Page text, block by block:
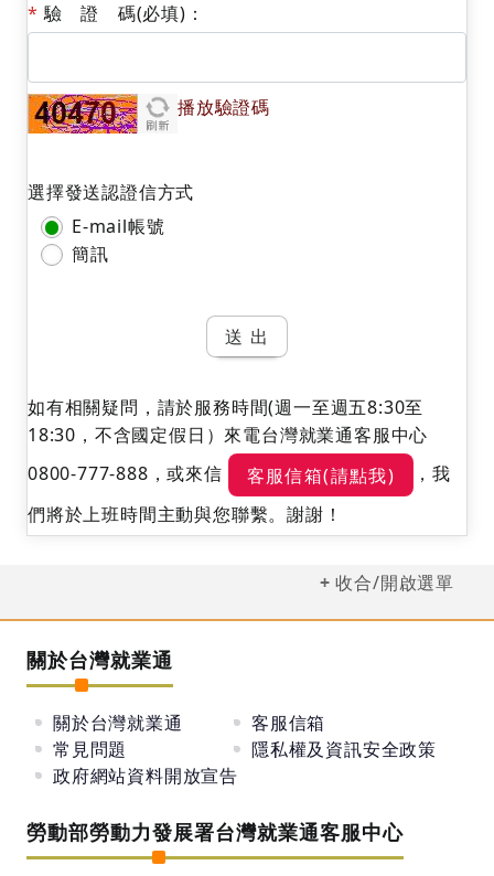
*驗 證 碼(必填)：
播放驗證碼
選擇發送認證信方式
請選擇
E-mail帳號
簡訊
如有相關疑問，請於服務時間(週一至週五8:30至
18:30，不含國定假日）來電台灣就業通客服中心
0800-777-888，或來信
客服信箱(請點我)
，我
們將於上班時間主動與您聯繫。謝謝！
收合/開啟選單
關於台灣就業通
關於台灣就業通
客服信箱
常見問題
隱私權及資訊安全政策
政府網站資料開放宣告
勞動部勞動力發展署台灣就業通客服中心